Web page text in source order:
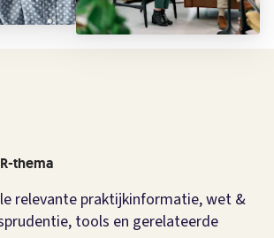
thema
relevante praktijkinformatie, wet &
tools en gerelateerde